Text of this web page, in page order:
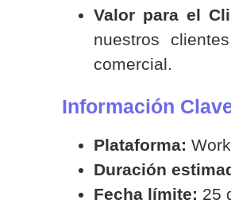
Valor para el
nuestros
comercial.
Información
Plataforma:
Duración
Fecha límite: 25